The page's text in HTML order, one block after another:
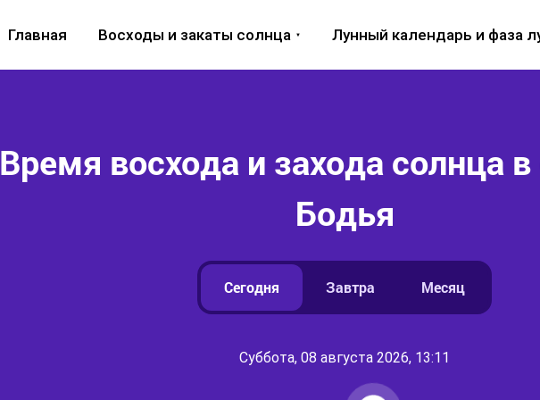
Главная Восходы и закаты солнца Лунный календарь и фаза
Время восхода и захода солнца
Бодья
Сегодня Завтра Месяц
Суббота, 08 августа 2026, 13:11